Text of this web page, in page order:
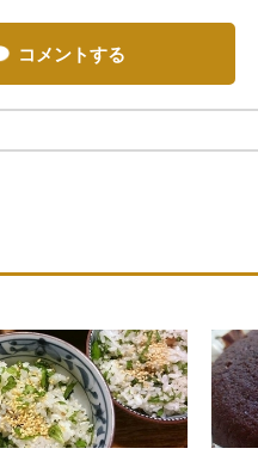
コメントする